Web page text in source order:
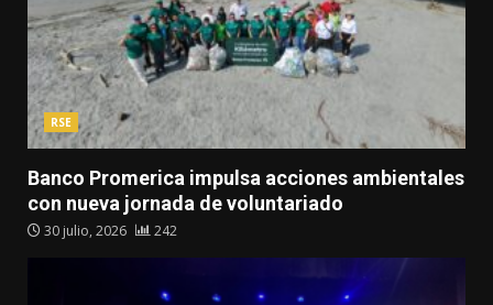
RSE
Banco Promerica impulsa acciones ambientales
con nueva jornada de voluntariado
30 julio, 2026 242